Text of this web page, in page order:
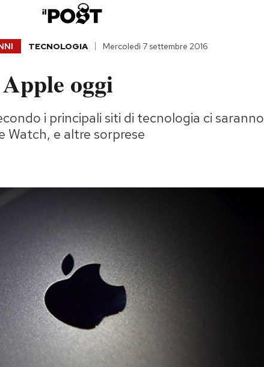
TECNOLOGIA Mercoledì 7 settembre 2016
oggi
i principali siti di tecnologia ci saranno
Watch, e altre sorprese